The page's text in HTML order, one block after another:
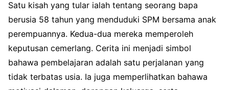
Satu kisah yang tular ialah tentang seorang bapa
berusia 58 tahun yang menduduki SPM bersama anak
perempuannya. Kedua-dua mereka memperoleh
keputusan cemerlang. Cerita ini menjadi simbol
bahawa pembelajaran adalah satu perjalanan yang
tidak terbatas usia. Ia juga memperlihatkan bahawa